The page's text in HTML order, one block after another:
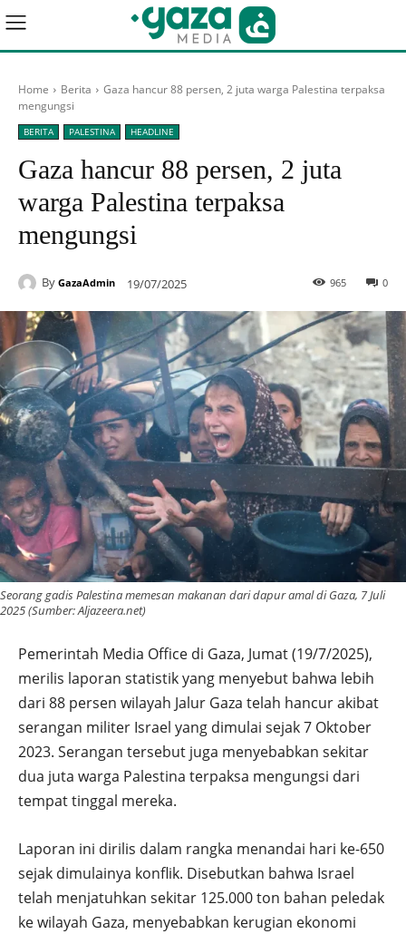
Home Berita
Gaza hancur 88 persen, 2 juta warga Palestina terpaksa
mengungsi
BERITA PALESTINA HEADLINE
Gaza hancur 88 persen, 2 juta
warga Palestina terpaksa
mengungsi
By GazaAdmin 19/07/2025 0
965
Seorang gadis Palestina memesan makanan dari dapur amal di Gaza, 7 Juli
2025 (Sumber: Aljazeera.net)
Pemerintah Media Office di Gaza, Jumat (19/7/2025),
merilis laporan statistik yang menyebut bahwa lebih
dari 88 persen wilayah Jalur Gaza telah hancur akibat
serangan militer Israel yang dimulai sejak 7 Oktober
2023. Serangan tersebut juga menyebabkan sekitar
dua juta warga Palestina terpaksa mengungsi dari
tempat tinggal mereka.
Laporan ini dirilis dalam rangka menandai hari ke-650
sejak dimulainya konflik. Disebutkan bahwa Israel
telah menjatuhkan sekitar 125.000 ton bahan peledak
ke wilayah Gaza, menyebabkan kerugian ekonomi